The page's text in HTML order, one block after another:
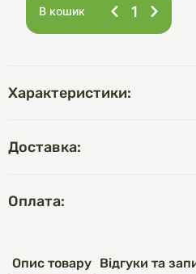
В кошик
Характеристики:
Доставка:
Оплата:
Опис товару Відгуки та